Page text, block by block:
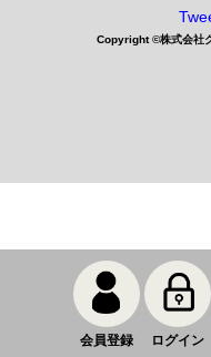
会員登録 ログイン
Copyright ©株式会社